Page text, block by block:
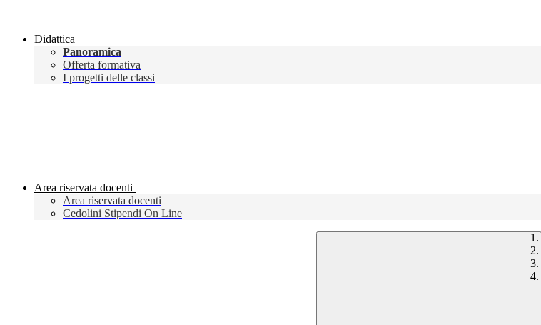
Didattica
Panoramica
Offerta formativa
I progetti delle classi
Area riservata docenti
Area riservata docenti
Cedolini Stipendi On Line